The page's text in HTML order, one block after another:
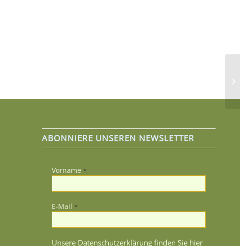
ABONNIERE UNSEREN NEWSLETTER
Vorname *
E-Mail *
Unsere Datenschutzerklärung finden Sie hier